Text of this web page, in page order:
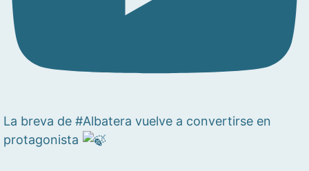
La breva de #Albatera vuelve a convertirse en
protagonista